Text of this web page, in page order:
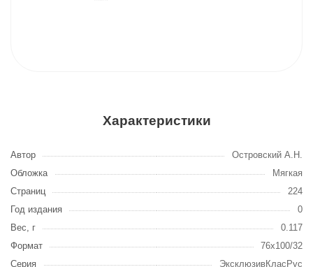
Характеристики
Автор
Островский А.Н.
Обложка
Мягкая
Страниц
224
Год издания
0
Вес, г
0.117
Формат
76x100/32
Серия
ЭксклюзивКласРус